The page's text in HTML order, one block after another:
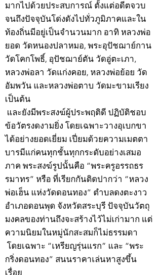
มากไปด้วยประสบการณ์ ตั้งแต่อดีตจวบ
จนถึงปัจจุบันโด่งดังไปทั่วภูมิภาคและใน
ท้องถิ่นมีอยู่เป็นจำนวนมาก อาทิ หลวงพ่อ
ยอด วัดหนองปลาหมอ, พระอุปัชฌาย์กาน
วัดโคกโพธิ์, อุปัชฌาย์ตัน วัดอู่ตะเภา,
หลวงพ่อลา วัดแก่งคอย, หลวงพ่อย้อย วัด
อัมพวัน และหลวงพ่อตาบ วัดมะขามเรียง
เป็นต้น
และยังมีพระสงฆ์ผู้ประพฤติดี ปฏิบัติชอบ
ข้อวัตรงดงามยิ่ง โดยเฉพาะวางอุเบกขา
ได้อย่างยอดเยี่ยม เปี่ยมด้วยความเมตตา
บารมีแก่คนทุกชั้นทุกกระดับอย่างเสมอ
ภาค พระสงฆ์รูปนั้นคือ “พระครูอรรถธร
รมาทร” หรือ ที่เรียกกันติดปากว่า “หลวง
พ่อเฮ็น แห่งวัดดอนทอง” ตำบลดงตะงาว
อำเภอดอนพุด จังหวัดสระบุรี ปัจจุบันวัตถุ
มงคลของท่านถึงจะสร้างไว้ไม่เก่ามาก แต่
ความนิยมในหมู่นักสะสมก็ไม่ธรรมดา
โดยเฉพาะ “เหรียญรุ่นแรก” และ “พระ
กริ่งดอนทอง” สนนราคาเล่นหาสูงขึ้น
เรื่อย